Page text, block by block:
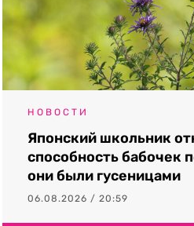
НОВОСТИ
Японский школьник
способность бабочек
они были гусеницами
06.08.2026 / 20:59